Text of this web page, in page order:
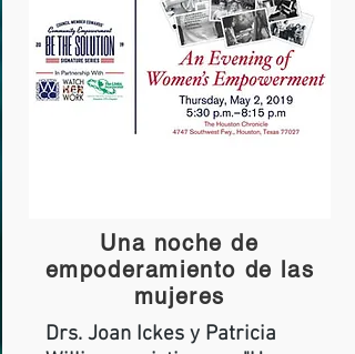
Una noche de
empoderamiento de las
mujeres
Drs. Joan Ickes y Patricia